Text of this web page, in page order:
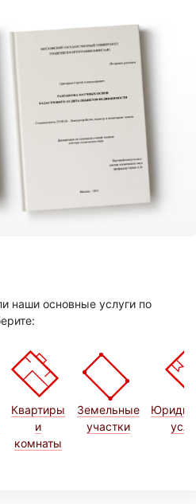
наши основные услуги по
Квартиры
и
комнаты
Земельные
участки